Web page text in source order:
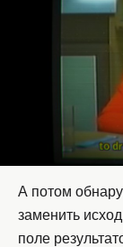
А потом
заменить
поле